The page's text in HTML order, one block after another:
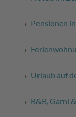
Pensionen
Urlaub auf
B&B, Garni